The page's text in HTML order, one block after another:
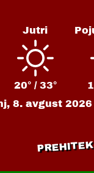
Jutri
20° / 33°
8. avgust 2026
PREHITEK